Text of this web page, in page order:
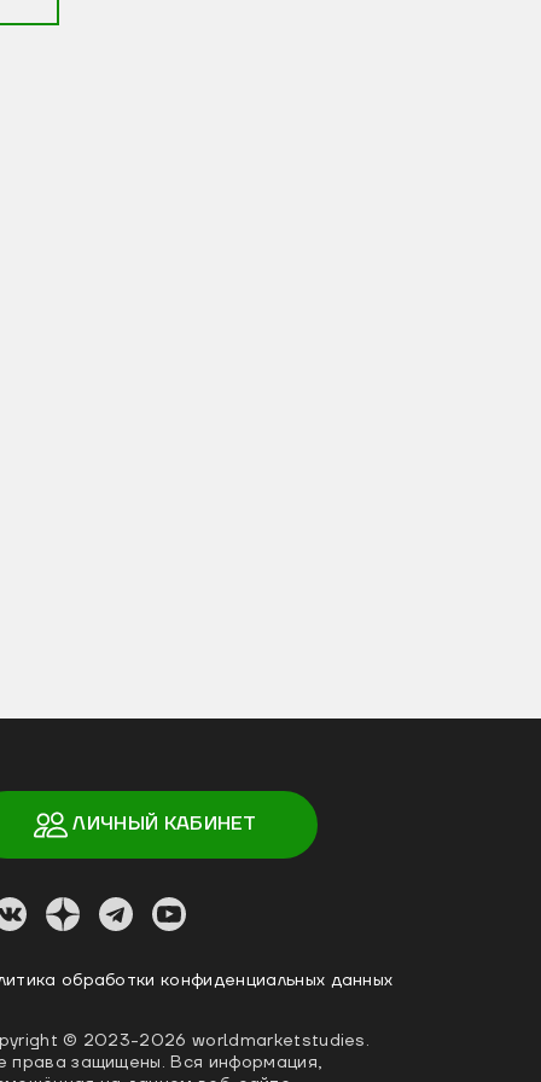
ЛИЧНЫЙ КАБИНЕТ
обработки конфиденциальных данных
© 2023-2026worldmarketstudies.
права защищены. Вся информация,